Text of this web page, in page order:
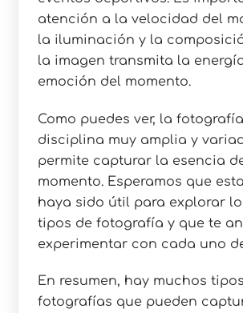
atención a la velocidad del
la iluminación y la
la imagen transmita la
emoción del momento.
Como puedes ver, la
disciplina muy amplia y
permite capturar la esencia
momento. Esperamos que
haya sido útil para explorar
tipos de fotografía y que te
experimentar con cada uno
En resumen, hay muchos
fotografías que pueden